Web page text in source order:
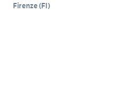
Firenze(FI)